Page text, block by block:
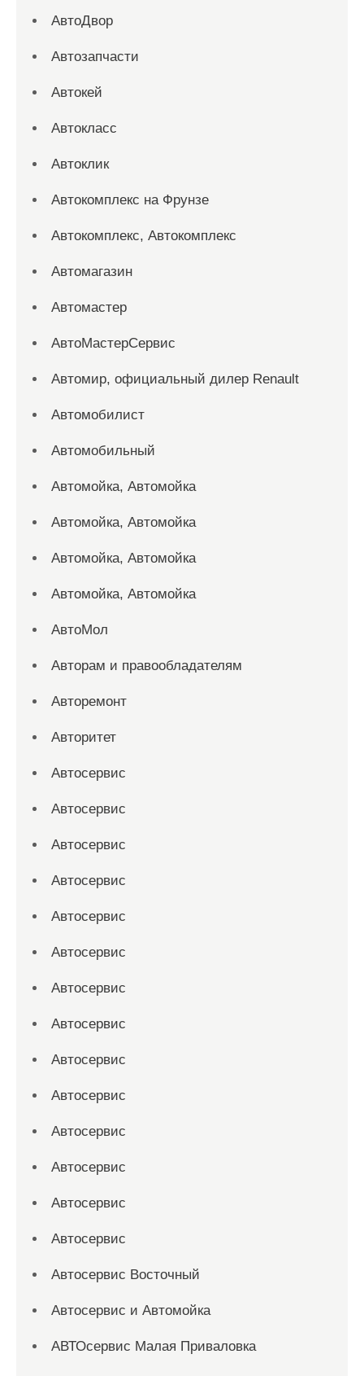
АвтоДвор
Автозапчасти
Автокей
Автокласс
Автоклик
Автокомплекс на Фрунзе
Автокомплекс, Автокомплекс
Автомагазин
Автомастер
АвтоМастерСервис
Автомир, официальный дилер Renault
Автомобилист
Автомобильный
Автомойка, Автомойка
Автомойка, Автомойка
Автомойка, Автомойка
Автомойка, Автомойка
АвтоМол
Авторам и правообладателям
Авторемонт
Авторитет
Автосервис
Автосервис
Автосервис
Автосервис
Автосервис
Автосервис
Автосервис
Автосервис
Автосервис
Автосервис
Автосервис
Автосервис
Автосервис
Автосервис
Автосервис Восточный
Автосервис и Автомойка
АВТОсервис Малая Приваловка